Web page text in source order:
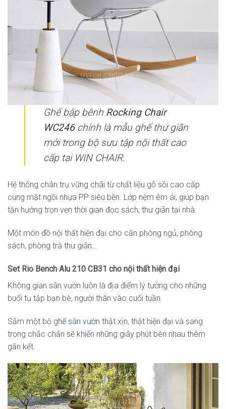
Ghế bập bênh Rocking Chair
WC246chính là mẫu ghế thư giãn
mới trong bộ sưu tập nội thất cao
cấp tại WIN CHAIR.
Hệ thống chân trụ vững chãi từ chất liệu gỗ sồi cao cấp
cùng mặt ngồi nhựa PP siêu bền. Lớp nệm êm ái, giúp bạn
tận hưởng trọn vẹn thời gian đọc sách, thư giãn tại nhà.
Một món đồ nội thất hiện đại cho căn phòng ngủ, phòng
sách, phòng trà thư giãn…
Set Rio Bench Alu 210 CB31 cho nội thất hiện đại
Không gian sân vườn luôn là địa điểm lý tưởng cho những
buổi tụ tập bạn bè, người thân vào cuối tuần.
Sắm một bộ ghế sân vườn thật xịn, thật hiện đại và sang
trọng chắc chắn sẽ khiến những giây phút bên nhau thêm
gắn kết.